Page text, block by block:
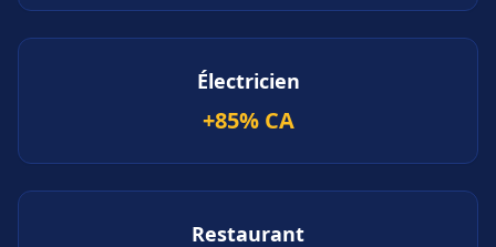
Électricien
+85% CA
Restaurant